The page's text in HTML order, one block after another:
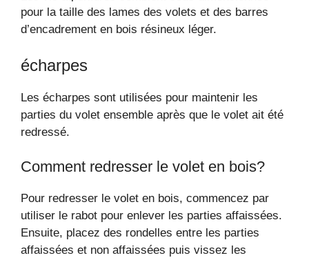
pour la taille des lames des volets et des barres
d’encadrement en bois résineux léger.
écharpes
Les écharpes sont utilisées pour maintenir les
parties du volet ensemble après que le volet ait été
redressé.
Comment redresser le volet en bois?
Pour redresser le volet en bois, commencez par
utiliser le rabot pour enlever les parties affaissées.
Ensuite, placez des rondelles entre les parties
affaissées et non affaissées puis vissez les